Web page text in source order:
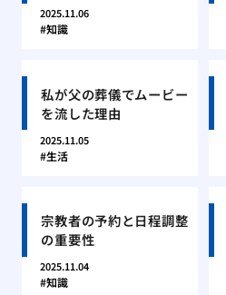
2025.11.06
知識
私が父の葬儀でムービー
を流した理由
2025.11.05
生活
宗教者の予約と日程調整
の重要性
2025.11.04
知識